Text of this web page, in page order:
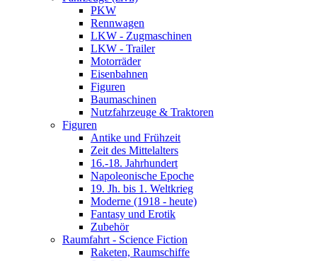
PKW
Rennwagen
LKW - Zugmaschinen
LKW - Trailer
Motorräder
Eisenbahnen
Figuren
Baumaschinen
Nutzfahrzeuge & Traktoren
Figuren
Antike und Frühzeit
Zeit des Mittelalters
16.-18. Jahrhundert
Napoleonische Epoche
19. Jh. bis 1. Weltkrieg
Moderne (1918 - heute)
Fantasy und Erotik
Zubehör
Raumfahrt - Science Fiction
Raketen, Raumschiffe